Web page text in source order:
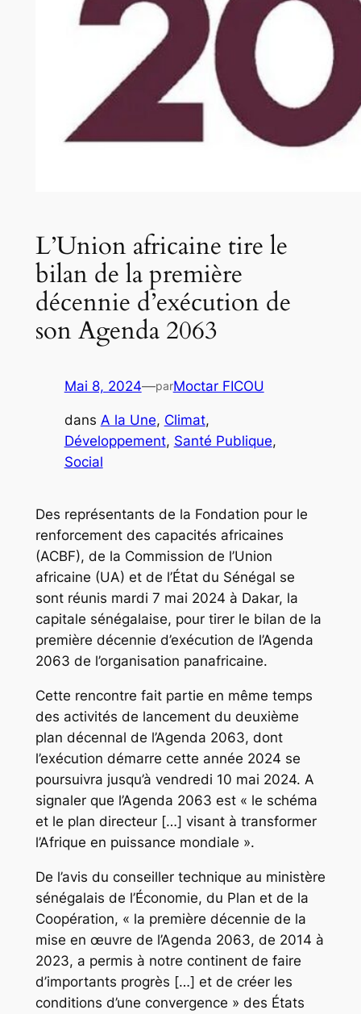
L’Union africaine tire le
bilan de la première
décennie d’exécution de
son Agenda 2063
Mai 8, 2024—parMoctar FICOU
dans A la Une, Climat
Développement, Santé Publique
Social
Des représentants de la Fondation pour le
renforcement des capacités africaines
(ACBF), de la Commission de l’Union
africaine (UA) et de l’État du Sénégal se
sont réunis mardi 7 mai 2024 à Dakar, la
capitale sénégalaise, pour tirer le bilan de la
première décennie d’exécution de l’Agenda
2063 de l’organisation panafricaine.
Cette rencontre fait partie en même temps
des activités de lancement du deuxième
plan décennal de l’Agenda 2063, dont
l’exécution démarre cette année 2024 se
poursuivra jusqu’à vendredi 10 mai 2024. A
signaler que l’Agenda 2063 est « le schéma
et le plan directeur […] visant à transformer
l’Afrique en puissance mondiale ».
De l’avis du conseiller technique au ministère
sénégalais de l’Économie, du Plan et de la
Coopération, « la première décennie de la
mise en œuvre de l’Agenda 2063, de 2014 à
2023, a permis à notre continent de faire
d’importants progrès […] et de créer les
conditions d’une convergence » des États